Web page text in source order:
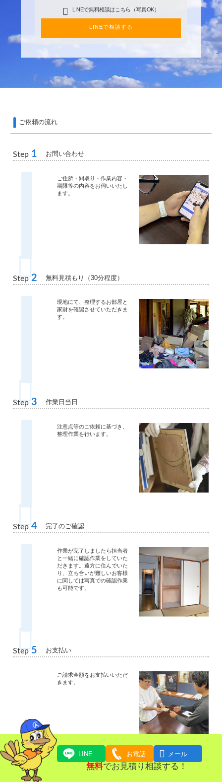
LINEで無料相談はこちら（写真OK）
LINEで相談する
ご依頼の流れ
Step 1 お問い合わせ
ご住所・間取り・作業内容・
期限等の内容をお伺いいたし
ます。
Step 2 無料見積もり（30分程度）
現地にて、整理するお部屋と
家財を確認させていただきま
す。
Step 3 作業日当日
注意点等のご依頼に基づき、
整理作業を行います。
Step 4 完了のご確認
作業が完了しましたら担当者
と一緒に確認作業をしていた
だきます。遠方に住んでいた
り、立ち合いが難しいお客様
に関しては写真での確認作業
も可能です。
Step 5 お支払い
ご請求金額をお支払いいただ
きます。
LINE お電話  メール
無料でお見積り相談する！